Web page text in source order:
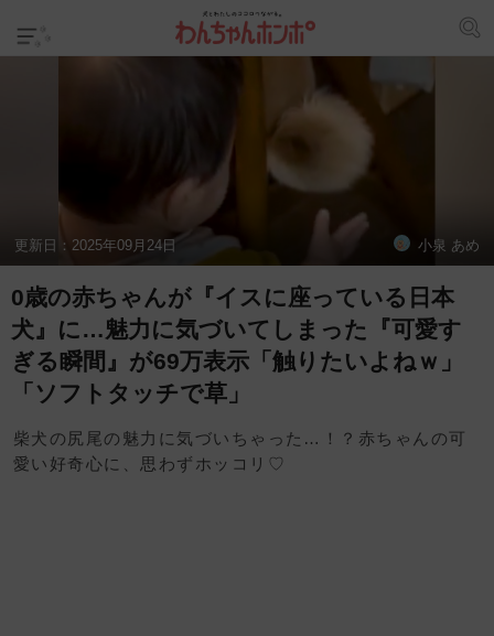
更新日： 2025年09月24日 小泉 あめ
0歳の赤ちゃんが『イスに座っている日本
犬』に…魅力に気づいてしまった『可愛す
ぎる瞬間』が69万表示「触りたいよねｗ」
「ソフトタッチで草」
柴犬の尻尾の魅力に気づいちゃった…！？赤ちゃんの可
愛い好奇心に、思わずホッコリ♡